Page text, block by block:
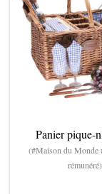
Panier pique-
(#Maison du Monde
rémunéré)